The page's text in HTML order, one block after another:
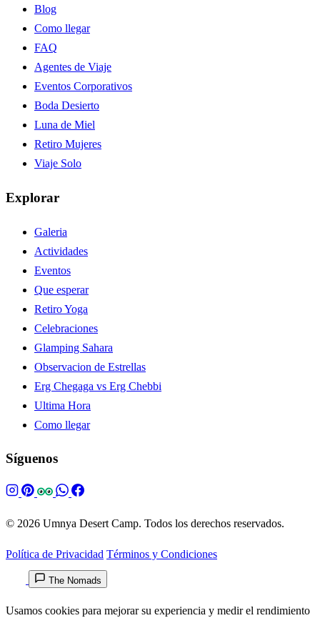
Blog
Como llegar
FAQ
Agentes de Viaje
Eventos Corporativos
Boda Desierto
Luna de Miel
Retiro Mujeres
Viaje Solo
Explorar
Galeria
Actividades
Eventos
Que esperar
Retiro Yoga
Celebraciones
Glamping Sahara
Observacion de Estrellas
Erg Chegaga vs Erg Chebbi
Ultima Hora
Como llegar
Síguenos
© 2026 Umnya Desert Camp. Todos los derechos reservados.
Política de Privacidad Términos y Condiciones
The Nomads
Usamos cookies para mejorar su experiencia y medir el rendimiento